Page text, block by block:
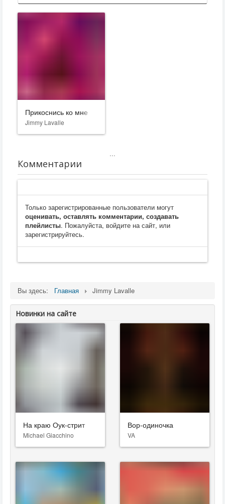
Прикоснись ко мне
Jimmy Lavalle
...
Комментарии
Только зарегистрированные пользователи могут
оценивать, оставлять комментарии, создавать
плейлисты. Пожалуйста, войдите на сайт, или
зарегистрируйтесь.
Вы здесь: Главная Jimmy Lavalle
Новинки на сайте
На краю Оук-стрит
Michael Giacchino
Вор-одиночка
VA